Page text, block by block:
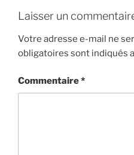
Laisser un
Votre adresse e-mail ne
obligatoires sont indiqués
Commentaire*